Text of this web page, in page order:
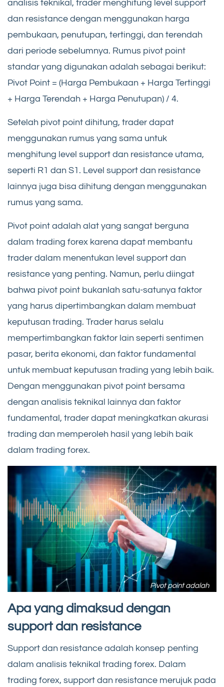
analisis teknikal, trader menghitung level support
dan resistance dengan menggunakan harga
pembukaan, penutupan, tertinggi, dan terendah
dari periode sebelumnya. Rumus pivot point
standar yang digunakan adalah sebagai berikut:
Pivot Point = (Harga Pembukaan + Harga Tertinggi
+ Harga Terendah + Harga Penutupan) / 4.
Setelah pivot point dihitung, trader dapat
menggunakan rumus yang sama untuk
menghitung level support dan resistance utama,
seperti R1 dan S1. Level support dan resistance
lainnya juga bisa dihitung dengan menggunakan
rumus yang sama.
Pivot point adalah alat yang sangat berguna
dalam trading forex karena dapat membantu
trader dalam menentukan level support dan
resistance yang penting. Namun, perlu diingat
bahwa pivot point bukanlah satu-satunya faktor
yang harus dipertimbangkan dalam membuat
keputusan trading. Trader harus selalu
mempertimbangkan faktor lain seperti sentimen
pasar, berita ekonomi, dan faktor fundamental
untuk membuat keputusan trading yang lebih baik.
Dengan menggunakan pivot point bersama
dengan analisis teknikal lainnya dan faktor
fundamental, trader dapat meningkatkan akurasi
trading dan memperoleh hasil yang lebih baik
dalam trading forex.
Pivot point adalah
Apa yang dimaksud dengan
support dan resistance
Support dan resistance adalah konsep penting
dalam analisis teknikal trading forex. Dalam
trading forex, support dan resistance merujuk pada